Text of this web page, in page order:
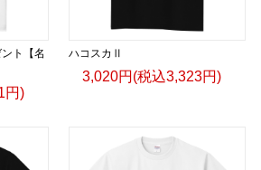
ト【名
円)
ハコスカⅡ
3,020円(税込3,323円)